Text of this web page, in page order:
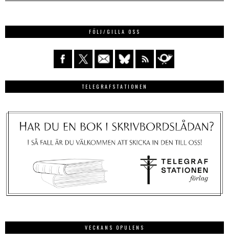
FÖLJ/GILLA OSS
TELEGRAFSTATIONEN
VECKANS OPULENS